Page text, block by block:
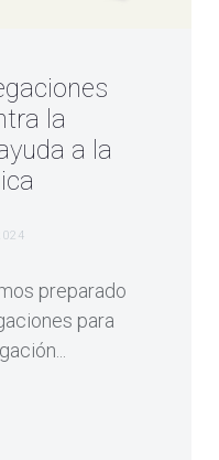
la
a la
preparado
para